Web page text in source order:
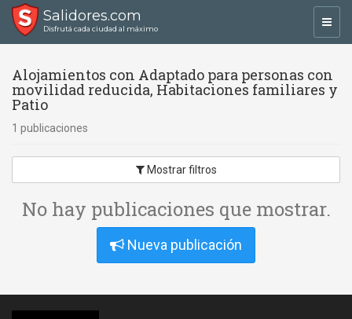
Salidores.com
Disfrutá cada ciudad al máximo
Alojamientos con Adaptado para personas con
movilidad reducida, Habitaciones familiares y
Patio
1 publicaciones
Mostrar filtros
No hay publicaciones que mostrar.
Nueva publicación